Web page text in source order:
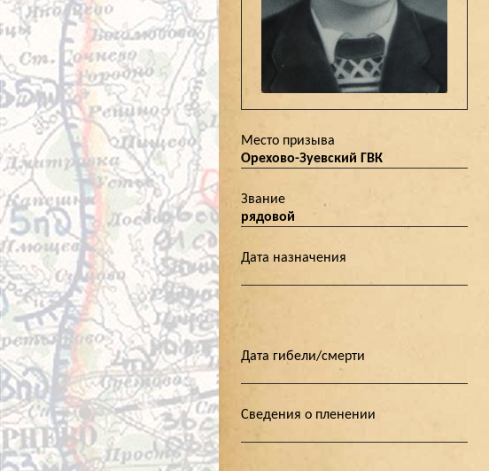
Место призыва
Орехово-Зуевский ГВК
Звание
рядовой
Дата назначения
Дата гибели/смерти
Сведения о пленении